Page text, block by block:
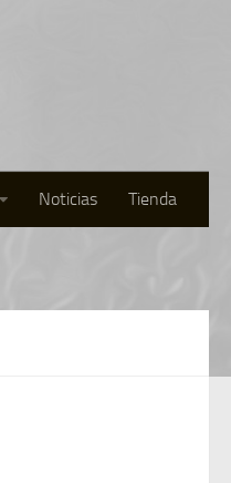
Noticias Tienda